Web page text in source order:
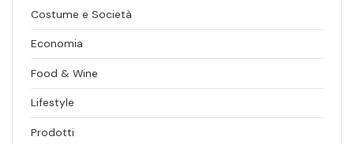
Costume e Società
Economia
Food & Wine
Lifestyle
Prodotti